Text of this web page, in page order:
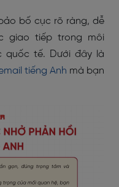
bố cục rõ ràng, dễ
giao tiếp trong môi
quốc tế. Dưới đây là
tiếng Anh mà bạn